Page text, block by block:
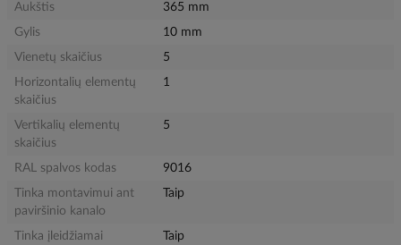
Aukštis
365 mm
Gylis
10 mm
Vienetų skaičius
5
Horizontalių elementų
skaičius
1
Vertikalių elementų
skaičius
5
RAL spalvos kodas
9016
Tinka montavimui ant
paviršinio kanalo
Taip
Tinka įleidžiamai
Taip